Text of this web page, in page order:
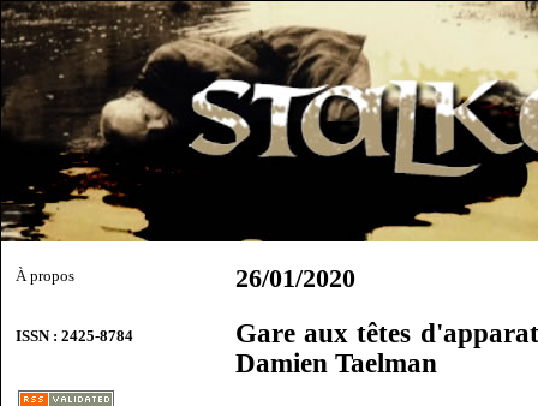
À propos
ISSN : 2425-8784
26/01/2020
Gare aux têtes
Damien Taelman